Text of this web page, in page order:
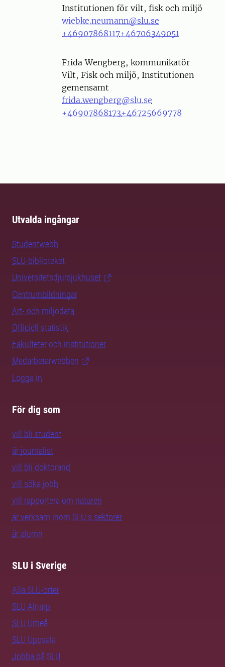
Institutionen för vilt, fisk och miljö
wiebke.neumann@slu.se
+46907868117+46706349051
PersonFrida Wengberg, kommunikatör
Vilt, Fisk och miljö, Institutionen
gemensamt
frida.wengberg@slu.se
+46907868173+46725669778
Utvalda ingångar
Studentwebb
SLU-biblioteket
Universitetsdjursjukhuset
Centrumbildningar
Art- och miljödata
Officiell statistik
Fakulteter och institutioner
Medarbetarwebben
Logga in
För dig som
vill bli student
är journalist
vill bli doktorand
vill söka jobb
vill rapportera om naturen
är verksam inom SLU:s sektorer
är alumn
SLU i Sverige
Alla SLU-orter
SLU Alnarp
SLU Umeå
SLU Uppsala
Jobba på SLU